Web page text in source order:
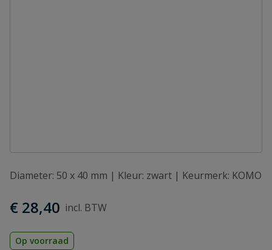
Diameter: 50 x 40 mm | Kleur: zwart | Keurmerk: KOMO
€ 28,40
Op voorraad